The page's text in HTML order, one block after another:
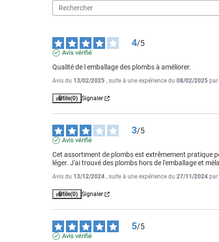
4/5
Avis vérifié
Qualité de l emballage des plombs à améliorer.
Avis du 13/02/2025 , suite à une expérience du 08/02/2025 par
Utile(0) Signaler
3/5
Avis vérifié
Cet assortiment de plombs est extrêmement pratique
léger. J'ai trouvé des plombs hors de l'emballage et
Avis du 13/12/2024 , suite à une expérience du 27/11/2024 par
Utile(0) Signaler
5/5
Avis vérifié